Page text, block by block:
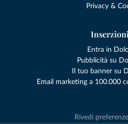
Privacy &
Entra in
Pubblicità su
Il tuo banner su
Email marketing a 100.000
Rivedi